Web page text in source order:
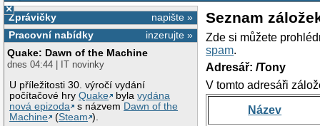
×
napište »
Zprávičky
inzerujte »
Pracovní nabídky
Quake: Dawn of the Machine
dnes 04:44 | IT novinky
U příležitosti 30. výročí vydání
počítačové hryQuake bylavydána
nová epizoda
s názvem Dawn of the
Machine
(Steam ).
Seznam
Zde si můžete
spam.
Adresář: /Tony
V tomto adresáři
Název